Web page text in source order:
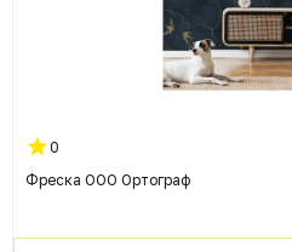
0
Фреска ООО Ортограф